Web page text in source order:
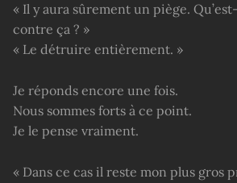
« Il y aura sûrement un piège.
contre ça ? »
« Le détruire entièrement. »
Je réponds encore une fois.
Nous sommes forts à ce point.
Je le pense vraiment.
« Dans ce cas il reste mon plus gros